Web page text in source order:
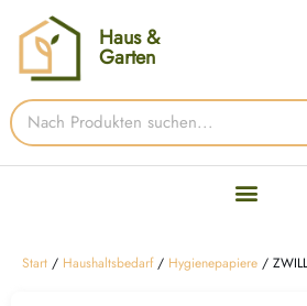
Haus &
Garten
Start / Haushaltsbedarf/ Hygienepapiere /